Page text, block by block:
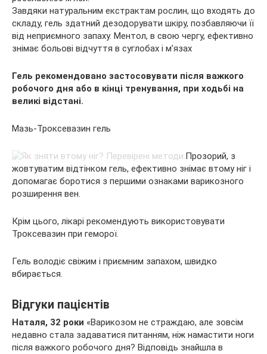
Завдяки натуральним екстрактам рослин, що входять до
складу, гель здатний дезодорувати шкіру, позбавляючи її
від неприємного запаху. Ментол, в свою чергу, ефективно
знімає больові відчуття в суглобах і м’язах
Гель рекомендовано застосовувати після важкого
робочого дня або в кінці тренування, при ходьбі на
великі відстані.
Мазь-Троксевазин гель
Прозорий, з
жовтуватим відтінком гель, ефективно знімає втому ніг і
допомагає боротися з першими ознаками варикозного
розширення вен.
Крім цього, лікарі рекомендують використовувати
Троксевазин при геморої.
Гель володіє свіжим і приємним запахом, швидко
вбирається.
Відгуки пацієнтів
Наталя, 32 роки «Варикозом не страждаю, але зовсім
недавно стала задаватися питанням, ніж намастити ноги
після важкого робочого дня? Відповідь знайшла в